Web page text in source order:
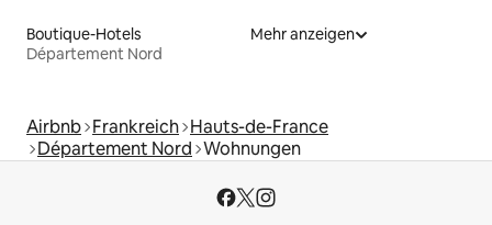
Boutique-Hotels
Département Nord
Mehr anzeigen
Airbnb Frankreich Hauts-de-France
Département Nord Wohnungen